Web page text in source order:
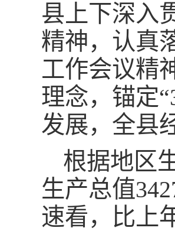
县上下深入
精神，认真
工作会议精
理念，锚定
发展，全县
根据地区
生产总值
速看，比上